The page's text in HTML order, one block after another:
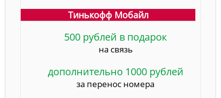
Тинькофф Мобайл
500 рублей в подарок
на связь
дополнительно 1000 рублей
за перенос номера